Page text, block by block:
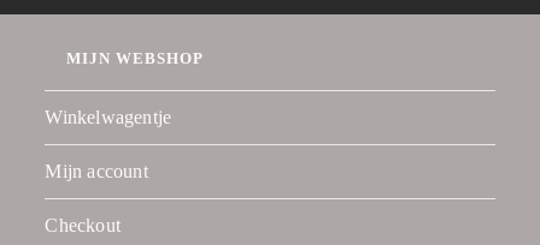
MIJN WEBSHOP
Winkelwagentje
Mijn account
Checkout